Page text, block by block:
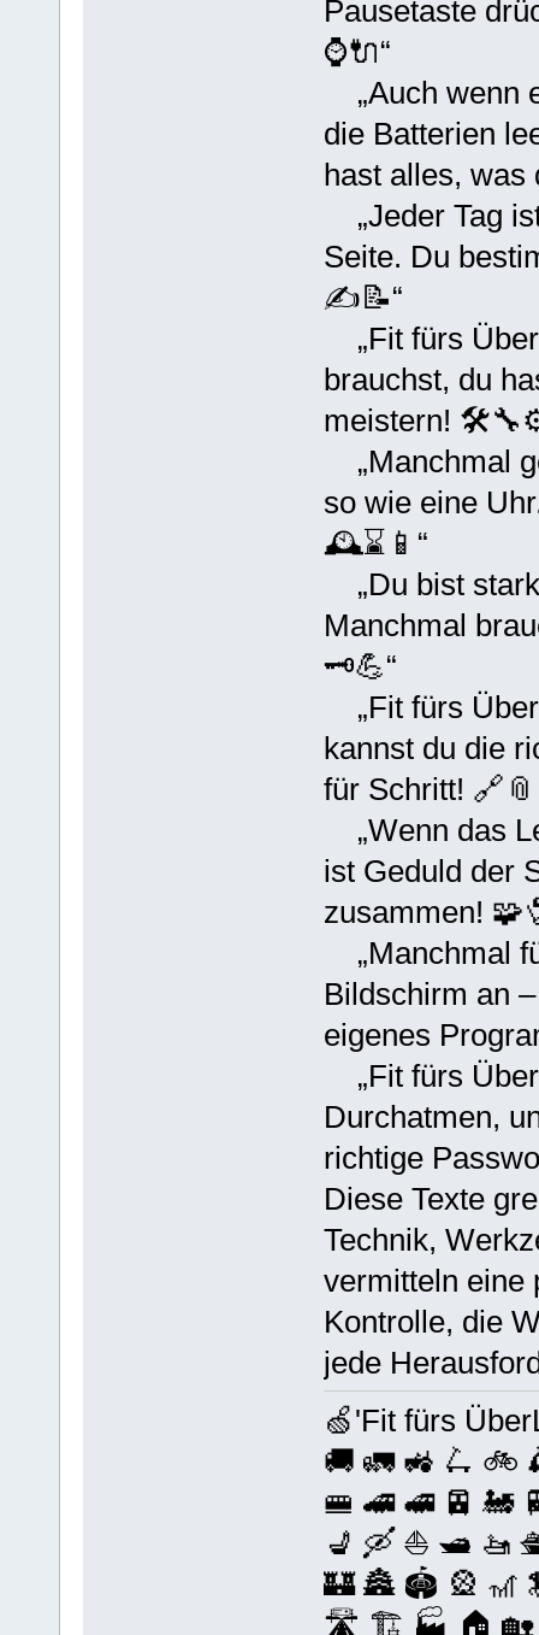
Pausetaste
⌚️🔌“
„Auch wenn
die Batterien
hast alles, was
„Jeder Tag
Seite. Du
✍️📝“
„Fit fürs
brauchst, du
meistern!
„Manchmal
so wie eine
🕰️⌛️📱“
„Du bist
Manchmal
🗝️💪“
„Fit fürs
kannst du die
für Schritt!
„Wenn das
ist Geduld der
zusammen!
„Manchmal
Bildschirm an
eigenes
„Fit fürs
Durchatmen,
richtige
Diese Texte
Technik,
vermitteln eine
Kontrolle, die
jede
🍏'Fit fürs
🚚 🚛 🚜 🛴 🚲
🚝 🚄 🚅 🚈 🚂
💺 🛶 ⛵️ 🛥️ 🚤
🏰 🏯 🏟️ 🎡
🛣️ 🏗️ 🏭 🏠 🏡